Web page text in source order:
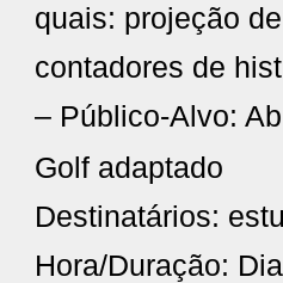
quais: projeção
contadores de
– Público-Alvo:
Golf adaptado
Destinatários:
Hora/Duração: